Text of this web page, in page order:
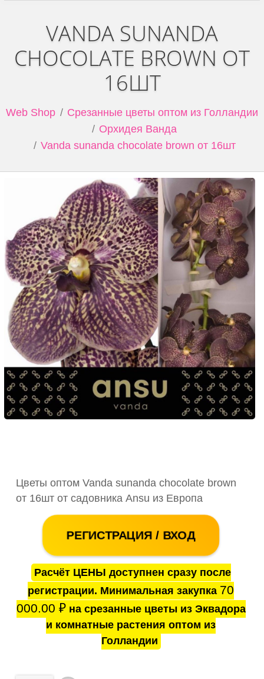
VANDA SUNANDA
CHOCOLATE BROWN ОТ
16ШТ
Web Shop
Срезанные цветы оптом из Голландии
Орхидея Ванда
Vanda sunanda chocolate brown от 16шт
Цветы оптом Vanda sunanda chocolate brown
от 16шт от садовника Ansu из Европа
РЕГИСТРАЦИЯ / ВХОД
Расчёт ЦЕНЫ доступнен сразу после
регистрации. Минимальная закупка 70
000.00 ₽на срезанные цветы из Эквадора
и комнатные растения оптом из
Голландии